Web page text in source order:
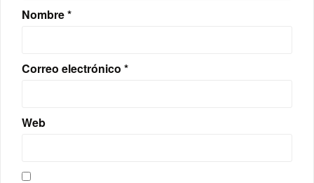
Nombre*
Correo electrónico *
Web